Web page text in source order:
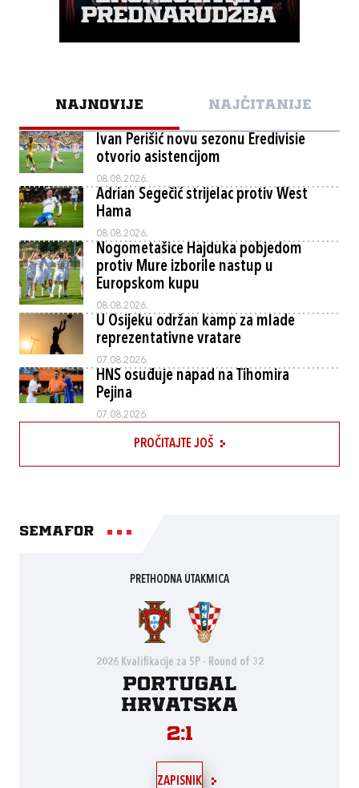
NAJNOVIJE NAJČITANIJE
Ivan Perišić novu sezonu Eredivisie
otvorio asistencijom
08.08.2026.
Adrian Segečić strijelac protiv West
Hama
08.08.2026.
Nogometašice Hajduka pobjedom
protiv Mure izborile nastup u
Europskom kupu
08.08.2026.
U Osijeku održan kamp za mlade
reprezentativne vratare
07.08.2026.
HNS osuđuje napad na Tihomira
Pejina
07.08.2026.
PROČITAJTE JOŠ
Semafor
PRETHODNA UTAKMICA
2026 Kvalifikacije za SP - Round of 32
Portugal
Hrvatska
2:1
ZAPISNIK